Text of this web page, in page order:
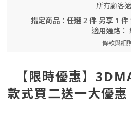
所有顧客
指定商品：任選 2 件 另享 1 件
適用通路：
條款與細
【限時優惠】
款式買二送一大優